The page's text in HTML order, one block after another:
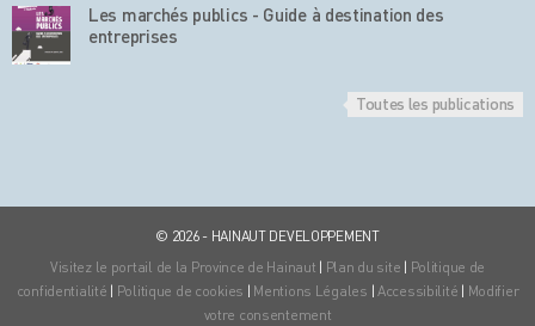
Les marchés publics - Guide à destination des
entreprises
Toutes les publications
© 2026 - HAINAUT DEVELOPPEMENT
Visitez le portail de la Province de Hainaut | Plan du site | Politique de
confidentialité | Politique de cookies | Mentions Légales | Accessibilité | Modifier
votre consentement